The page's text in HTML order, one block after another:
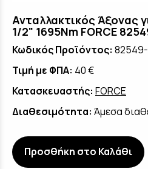
Ανταλλακτικός Άξονας
1/2" 1695Nm FORCE
Κωδικός Προϊόντος:
Τιμή με ΦΠΑ: 40 €
Κατασκευαστής: FORCE
Διαθεσιμότητα: Άμεσα
Προσθήκη στο Καλάθι